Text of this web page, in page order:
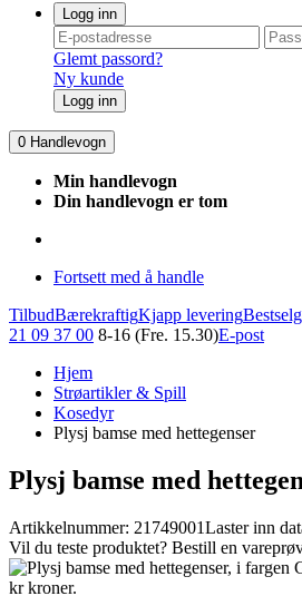
Logg inn
Glemt passord?
Ny kunde
Logg inn
0 Handlevogn
Min handlevogn
Din handlevogn er tom
Fortsett med å handle
TilbudBærekraftigKjapp levering
21 09 37 00 8-16 (Fre. 15.30)E-post
Hjem
Strøartikler & Spill
Kosedyr
Plysj bamse med hettegenser
Plysj bamse med
Artikkelnummer: 21749001Laster inn
Vil du teste produktet? Bestill en